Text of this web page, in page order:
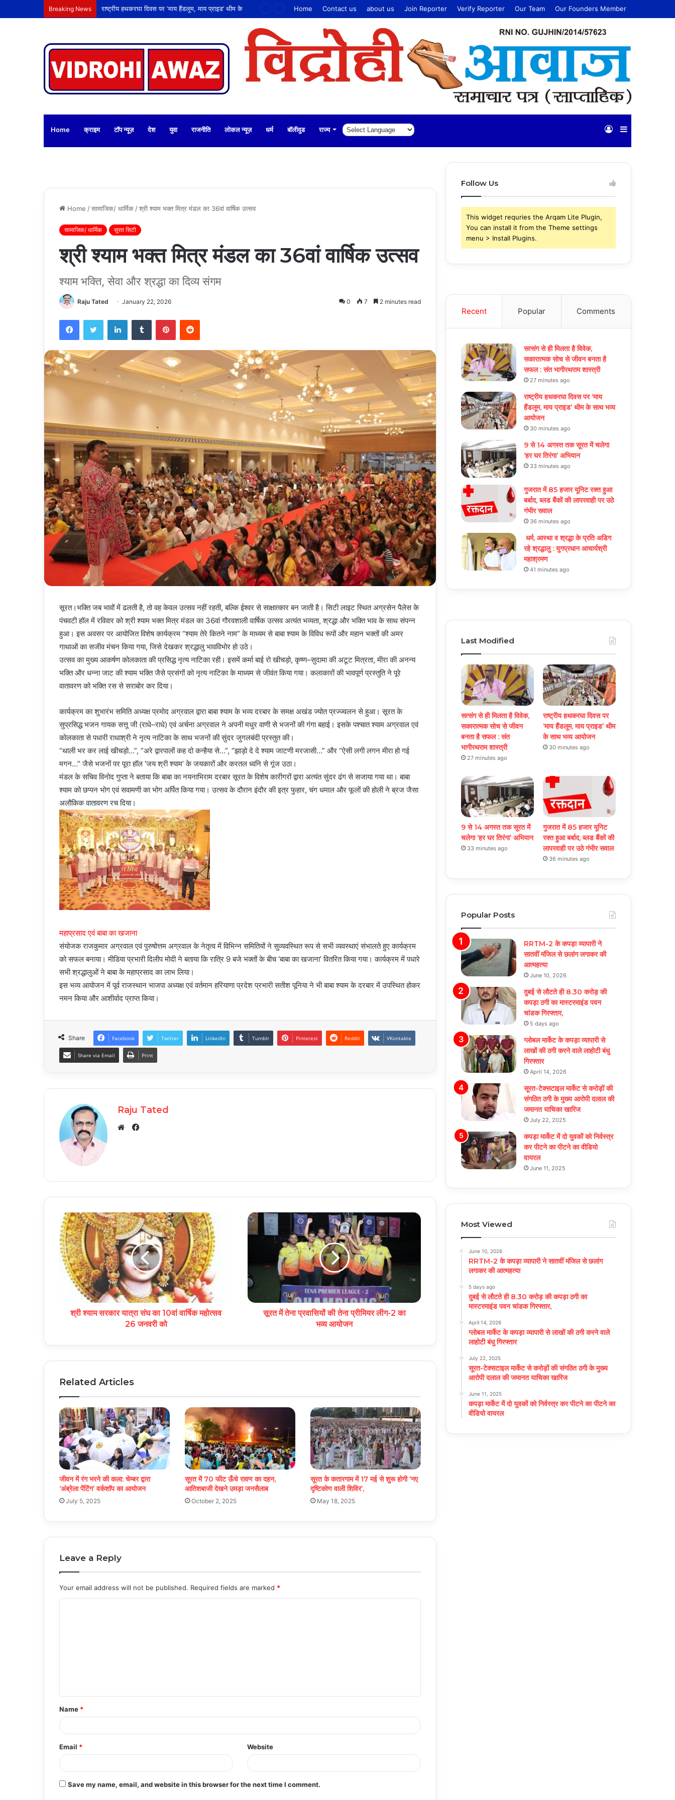
Breaking News Home Contact us about us Join Reporter Verify Reporter Our Team Our Founders Member
Home क्राइम टॉप न्यूज़ देश युवा राजनीति लोकल न्यूज़ धर्म बॉलीवुड राज्य Sidebar
Log
Home /सामाजिक/ धार्मिक/श्री श्याम भक्त मित्र मंडल का 36वां वार्षिक उत्सव
सामाजिक/ धार्मिक सूरत सिटी
श्री श्याम भक्त मित्र मंडल का 36वां वार्षिक उत्सव
श्याम भक्ति, सेवा और श्रद्धा का दिव्य संगम
Raju Tated January 22, 2026 0 7 2 minutes read
FacebookTwitter LinkedInTumblr PinterestReddit
सूरत।भक्ति जब भावों में ढलती है, तो वह केवल उत्सव नहीं रहती, बल्कि ईश्वर से साक्षात्कार बन जाती है। सिटी लाइट स्थित अग्रसेन पैलेस के
पंचवटी हॉल में रविवार को श्री श्याम भक्त मित्र मंडल का 36वां गौरवशाली वार्षिक उत्सव अत्यंत भव्यता, श्रद्धा और भक्ति भाव के साथ संपन्न
हुआ। इस अवसर पर आयोजित विशेष कार्यक्रम “श्याम तेरे कितने नाम” के माध्यम से बाबा श्याम के विविध रूपों और महान भक्तों की अमर
गाथाओं का सजीव मंचन किया गया, जिसे देखकर श्रद्धालु भावविभोर हो उठे।
उत्सव का मुख्य आकर्षण कोलकाता की प्रसिद्ध नृत्य नाटिका रही। इसमें कर्मा बाई रो खीचड़ो, कृष्ण–सुदामा की अटूट मित्रता, मीरा की अनन्य
भक्ति और धन्ना जाट की श्याम भक्ति जैसे प्रसंगों को नृत्य नाटिका के माध्यम से जीवंत किया गया। कलाकारों की भावपूर्ण प्रस्तुति ने पूरे
वातावरण को भक्ति रस से सराबोर कर दिया।
कार्यक्रम का शुभारंभ समिति अध्यक्ष प्रमोद अग्रवाल द्वारा बाबा श्याम के भव्य दरबार के समक्ष अखंड ज्योत प्रज्ज्वलन से हुआ। सूरत के
सुप्रसिद्ध भजन गायक सत्तू जी (राधे–राधे) एवं अर्चना अग्रवाल ने अपनी मधुर वाणी से भजनों की गंगा बहाई। इसके पश्चात श्याम अग्रवाल एवं
कोलकाता से पधारी राधाश्री ने नृत्य नाटिका के साथ भजनों की सुंदर जुगलबंदी प्रस्तुत की।
“थाली भर कर लाई खीचड़ो…”, “अरे द्वारपालों कह दो कन्हैया से…”, “झाड़ो दे दे श्याम जाटणी मरजासी…” और “ऐसी लगी लगन मीरा हो गई
मगन…” जैसे भजनों पर पूरा हॉल ‘जय श्री श्याम’ के जयकारों और करतल ध्वनि से गूंज उठा।
मंडल के सचिव विनोद गुप्ता ने बताया कि बाबा का नयनाभिराम दरबार सूरत के विशेष कारीगरों द्वारा अत्यंत सुंदर ढंग से सजाया गया था। बाबा
श्याम को छप्पन भोग एवं सवामणी का भोग अर्पित किया गया। उत्सव के दौरान इंदौर की इत्र फुहार, चंग धमाल और फूलों की होली ने ब्रज जैसा
अलौकिक वातावरण रच दिया।
महाप्रसाद एवं बाबा का खजाना
संयोजक राजकुमार अग्रवाल एवं पुरुषोत्तम अग्रवाल के नेतृत्व में विभिन्न समितियों ने सुव्यवस्थित रूप से सभी व्यवस्थाएं संभालते हुए कार्यक्रम
को सफल बनाया। मीडिया प्रभारी दिलीप मोदी ने बताया कि रात्रि 9 बजे भक्तों के बीच ‘बाबा का खजाना’ वितरित किया गया। कार्यक्रम में पधारे
सभी श्रद्धालुओं ने बाबा के महाप्रसाद का लाभ लिया।
इस भव्य आयोजन में पूर्व राजस्थान भाजपा अध्यक्ष एवं वर्तमान हरियाणा प्रदेश प्रभारी सतीश पूनिया ने भी बाबा श्याम के दरबार में उपस्थित होकर
नमन किया और आशीर्वाद प्राप्त किया।
Share Facebook Twitter LinkedIn Tumblr Pinterest Reddit VKontakte
Share via Email Print
Raju Tated
Facebook
श्री श्याम सरकार यात्रा संघ का 10वां वार्षिक महोत्सव
26 जनवरी को
सूरत में तेना प्रवासियों की तेना प्रीमियर लीग-2 का
भव्य आयोजन
Related Articles
जीवन में रंग भरने की कला: चेम्बर द्वारा
‘अंब्रेला पेंटिंग’ वर्कशॉप का आयोजन
July 5, 2025
सूरत में 70 फीट ऊँचे रावण का दहन,
आतिशबाजी देखने उमड़ा जनसैलाब
October 2, 2025
सूरत के कतारगाम में 17 मई से शुरू होगी ‘नए
दृष्टिकोण वाली शिविर’,
May 18, 2025
Leave a Reply
Your email address will not be published. Required fields are marked *
t
*
Name *
Email * Website
Save my name, email, and website in this browser for the next time I comment.
Follow Us
This widget requries the Arqam Lite Plugin,
You can install it from the Theme settings
menu > Install Plugins.
Recent Popular Comments
सत्संग से ही मिलता है विवेक,
सकारात्मक सोच से जीवन बनता है
सफल : संत भागीरथराम शास्त्री
27 minutes ago
राष्ट्रीय हथकरघा दिवस पर ‘माय
हैंडलूम, माय प्राइड’ थीम के साथ भव्य
आयोजन
30 minutes ago
9 से 14 अगस्त तक सूरत में चलेगा
‘हर घर तिरंगा’ अभियान
33 minutes ago
गुजरात में 85 हजार यूनिट रक्त हुआ
बर्बाद, ब्लड बैंकों की लापरवाही पर उठे
गंभीर सवाल
36 minutes ago
धर्म, आस्था व श्रद्धा के प्रति अडिग
रहे श्रद्धालु : युगप्रधान आचार्यश्री
महाश्रमण
41 minutes ago
Last Modified
सत्संग से ही मिलता है विवेक,
सकारात्मक सोच से जीवन
बनता है सफल : संत
भागीरथराम शास्त्री
27 minutes ago
राष्ट्रीय हथकरघा दिवस पर
‘माय हैंडलूम, माय प्राइड’ थीम
के साथ भव्य आयोजन
30 minutes ago
9 से 14 अगस्त तक सूरत में
चलेगा ‘हर घर तिरंगा’ अभियान
33 minutes ago
गुजरात में 85 हजार यूनिट
रक्त हुआ बर्बाद, ब्लड बैंकों की
लापरवाही पर उठे गंभीर सवाल
36 minutes ago
Popular Posts
RRTM-2 के कपड़ा व्यापारी ने
सातवीं मंजिल से छलांग लगाकर की
आत्महत्या
June 10, 2026
दुबई से लौटते ही 8.30 करोड़ की
कपड़ा ठगी का मास्टरमाइंड पवन
चांडक गिरफ्तार,
5 days ago
ग्लोबल मार्केट के कपड़ा व्यापारी से
लाखों की ठगी करने वाले लाहोटी बंधु
गिरफ्तार
April 14, 2026
सूरत-टेक्सटाइल मार्केट से करोड़ों की
संगठित ठगी के मुख्य आरोपी दलाल की
जमानत याचिका खारिज
July 22, 2025
कपड़ा मार्केट में दो युवकों को निर्वस्त्र
कर पीटने का पीटने का वीडियो
वायरल
June 11, 2025
Most Viewed
June 10, 2026
RRTM-2 के कपड़ा व्यापारी ने सातवीं मंजिल से छलांग
लगाकर की आत्महत्या
5 days ago
दुबई से लौटते ही 8.30 करोड़ की कपड़ा ठगी का
मास्टरमाइंड पवन चांडक गिरफ्तार,
April 14, 2026
ग्लोबल मार्केट के कपड़ा व्यापारी से लाखों की ठगी करने वाले
लाहोटी बंधु गिरफ्तार
July 22, 2025
सूरत-टेक्सटाइल मार्केट से करोड़ों की संगठित ठगी के मुख्य
आरोपी दलाल की जमानत याचिका खारिज
June 11, 2025
कपड़ा मार्केट में दो युवकों को निर्वस्त्र कर पीटने का पीटने का
वीडियो वायरल